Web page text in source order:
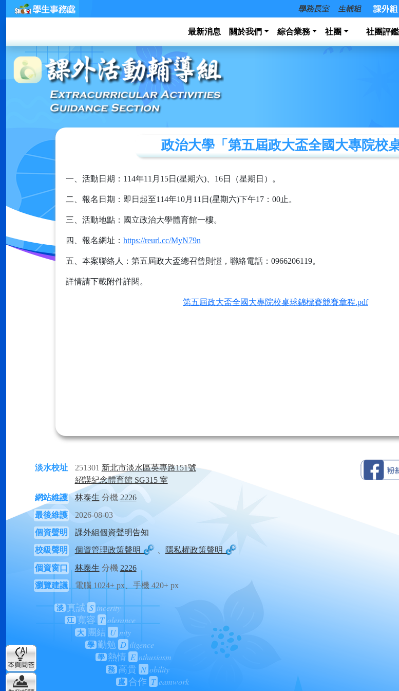
最新消息 關於我們 綜合業務 社團 社團評鑑
政治大學「第五屆政大盃全國大專院校
一、活動日期：114年11月15日(星期六)、16日（星期日）。
二、報名日期：即日起至114年10月11日(星期六)下午17：00止。
三、活動地點：國立政治大學體育館一樓。
四、報名網址： https://reurl.cc/MyN79n
五、本案聯絡人：第五屆政大盃總召曾則愷，聯絡電話：0966206119。
詳情請下載附件詳閱。
第五屆政大盃全國大專院校桌球錦標賽競賽章程.pdf
淡水校址 251301 新北市淡水區英專路151號
紹謨紀念體育館 SG315 室
網站維護
林泰生 分機 2226
最後維護
2026-08-03
個資聲明
課外組個資聲明告知
校級聲明
個資管理政策聲明 隱私權政策聲明
個資窗口 林泰生 分機 2226
瀏覽建議
電腦 1024+ px、手機 420+ px
淡 真誠 S incerity
江 寬容 T olerance
大 團結 U nity
學 勤勉 D iligence
學 熱情 E nthusiasm
務 高貴 N obility
處 合作 T eamwork